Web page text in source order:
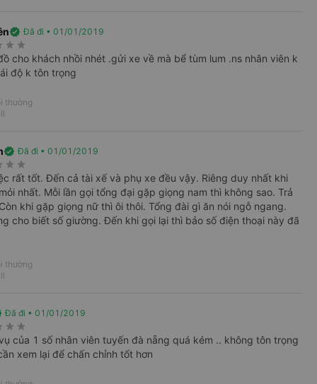
Chọn ngày
Máy bay, Tàu hoả và Thuê xe
tiện với hơn 3000+ nhà xe chất lượng
tất cả hãng bay và hãng tàu cùng dịch
các tỉnh thành tại Việt Nam.
minh bạch cùng vô vàn tiện ích giúp
án di chuyển tiết kiệm, nhanh
verified Đã đi • 01/01/2019
star_rate star_rate
cho khách nhồi nhét .gửi xe về mà bể tùm lum .ns nhân viên k
độ k tôn trọng
thường
verified Đã đi • 01/01/2019
star_rate star_rate
rất tốt. Đến cả tài xế và phụ xe đều vậy. Riêng duy nhất khi
nhất. Mỗi lần gọi tổng đại gặp giọng nam thì không sao. Trả
khi gặp giọng nữ thì ôi thôi. Tổng đài gì ăn nói ngỗ ngang.
cho biết số giường. Đến khi gọi lại thì bảo số điện thoại này đã
thường
Đã đi • 01/01/2019
star_rate star_rate
của 1 số nhân viên tuyến đà nẵng quá kém .. không tôn trọng
xem lại để chấn chỉnh tốt hơn